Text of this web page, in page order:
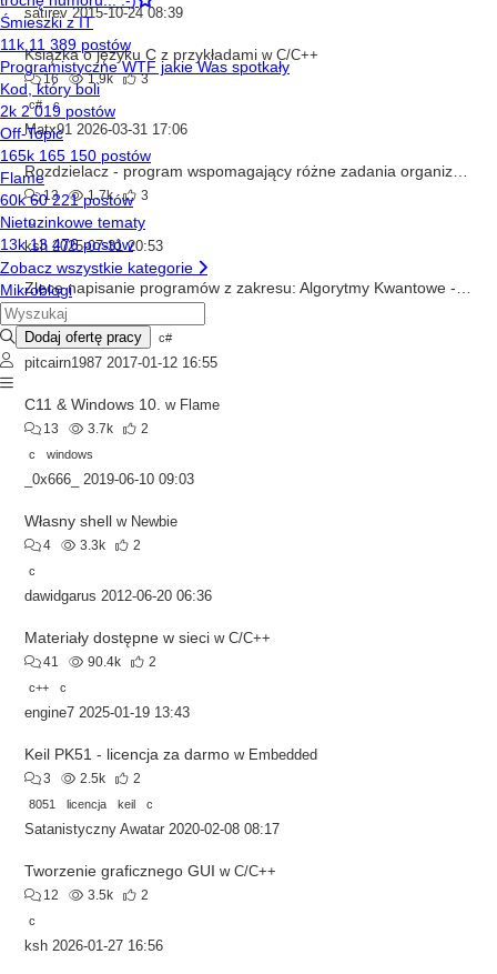
satirev 2015-10-24 08:39
Książka o języku C z przykładami w C/C++
16 1.9k
3
c#
c
Matx91 2026-03-31 17:06
13 1.7k
3
c
ksh 2025-07-31 20:53
1
c
python java c++ c#
pitcairn1987 2017-01-12 16:55
C11 & Windows 10. w Flame
13 3.7k
2
c
windows
_0x666_ 2019-06-10 09:03
Własny shell w Newbie
4 3.3k
2
c
dawidgarus 2012-06-20 06:36
Materiały dostępne w sieci w C/C++
41 90.4k
2
c++
c
engine7 2025-01-19 13:43
Keil PK51 - licencja za darmo w Embedded
3 2.5k
2
8051
licencja keil c
Satanistyczny Awatar 2020-02-08 08:17
Tworzenie graficznego GUI w C/C++
12 3.5k
2
c
ksh 2026-01-27 16:56